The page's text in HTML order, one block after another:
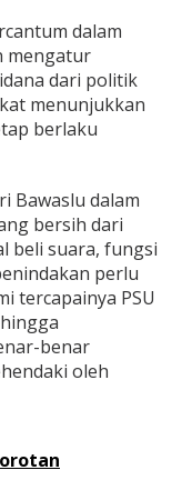
dalam
mengatur
dari politik
menunjukkan
berlaku
Bawaslu dalam
bersih dari
beli suara, fungsi
perlu
tercapainya PSU
benar
oleh